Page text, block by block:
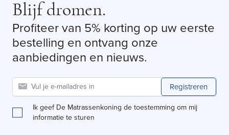
Blijf dromen.
Profiteer van 5% korting op uw eerste
bestelling en ontvang onze
aanbiedingen en nieuws.
Registreren
Ik geef De Matrassenkoning de toestemming om mij
informatie te sturen